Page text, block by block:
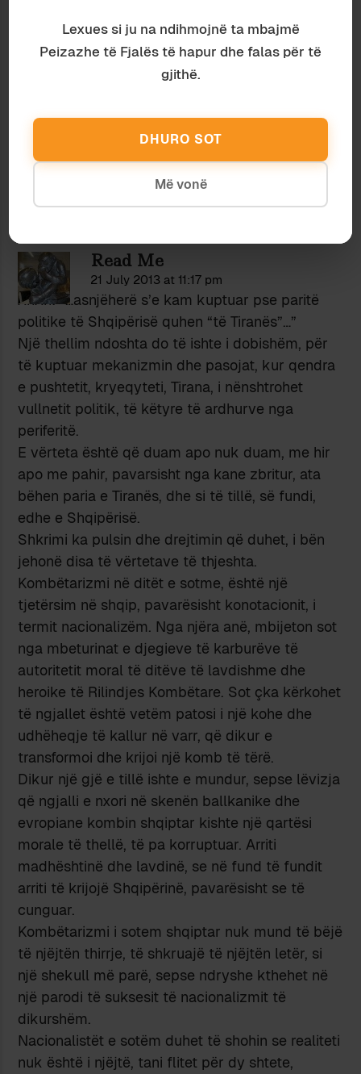
KUQEZI NË PROTESTË
PA KOMENTE
Read Me
21 July 2013 at 11:17 pm
XhXh: “…asnjëherë s’e kam kuptuar pse paritë
politike të Shqipërisë quhen “të Tiranës”…”
Një thellim ndoshta do të ishte i dobishëm, për
të kuptuar mekanizmin dhe pasojat, kur qendra
e pushtetit, kryeqyteti, Tirana, i nënshtrohet
vullnetit politik, të këtyre të ardhurve nga
periferitë.
E vërteta është që duam apo nuk duam, me hir
apo me pahir, pavarsisht nga kane zbritur, ata
bëhen paria e Tiranës, dhe si të tillë, së fundi,
edhe e Shqipërisë.
Shkrimi ka pulsin dhe drejtimin që duhet, i bën
jehonë disa të vërtetave të thjeshta.
Kombëtarizmi në ditët e sotme, është një
tjetërsim në shqip, pavarësisht konotacionit, i
termit nacionalizëm. Nga njëra anë, mbijeton sot
nga mbeturinat e djegieve të karburëve të
autoritetit moral të ditëve të lavdishme dhe
heroike të Rilindjes Kombëtare. Sot çka kërkohet
të ngjallet është vetëm patosi i një kohe dhe
udhëheqje të kallur në varr, që dikur e
transformoi dhe krijoi një komb të tërë.
Dikur një gjë e tillë ishte e mundur, sepse lëvizja
që ngjalli e nxori në skenën ballkanike dhe
evropiane kombin shqiptar kishte një qartësi
morale të thellë, të pa korruptuar. Arriti
madhështinë dhe lavdinë, se në fund të fundit
arriti të krijojë Shqipërinë, pavarësisht se të
cunguar.
Kombëtarizmi i sotem shqiptar nuk mund të bëjë
të njëjtën thirrje, të shkruajë të njëjtën letër, si
një shekull më parë, sepse ndryshe kthehet në
një parodi të suksesit të nacionalizmit të
dikurshëm.
Nacionalistët e sotëm duhet të shohin se realiteti
nuk është i njëjtë, tani flitet për dy shtete,
Lexues si ju na ndihmojnë ta mbajmë
Peizazhe të Fjalës të hapur dhe falas për të
gjithë.
DHURO SOT
Më vonë